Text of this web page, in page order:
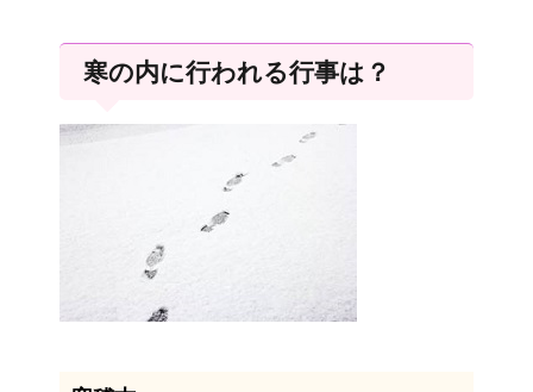
寒の内に行われる行事は？